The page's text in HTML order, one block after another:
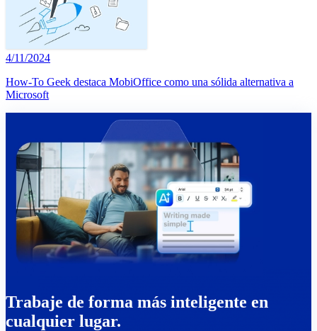
4/11/2024
How-To Geek destaca MobiOffice como una sólida alternativa a
Microsoft
Trabaje de forma más inteligente en
cualquier lugar.